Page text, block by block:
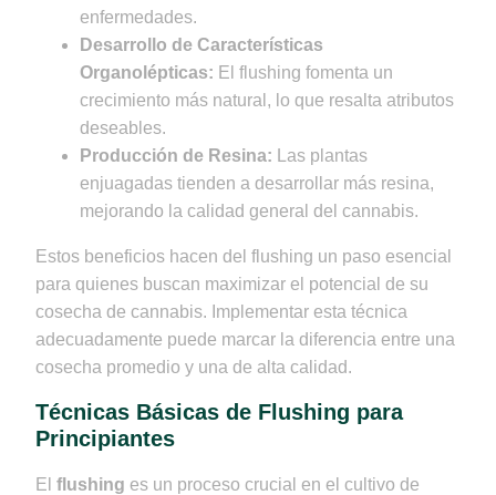
enfermedades.
Desarrollo de Características
Organolépticas: El flushing fomenta un
crecimiento más natural, lo que resalta atributos
deseables.
Producción de Resina: Las plantas
enjuagadas tienden a desarrollar más resina,
mejorando la calidad general del cannabis.
Estos beneficios hacen del flushing un paso esencial
para quienes buscan maximizar el potencial de su
cosecha de cannabis. Implementar esta técnica
adecuadamente puede marcar la diferencia entre una
cosecha promedio y una de alta calidad.
Técnicas Básicas de Flushing para
Principiantes
El flushing es un proceso crucial en el cultivo de